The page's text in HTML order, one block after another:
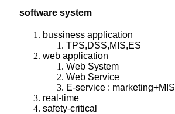
software system
bussiness application
TPS,DSS,MIS,ES
web application
Web System
Web Service
E-service : marketing+MIS
real-time
safety-critical